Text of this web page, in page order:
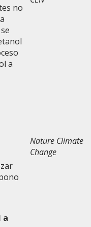
no
a
Nature Climate
Change
a